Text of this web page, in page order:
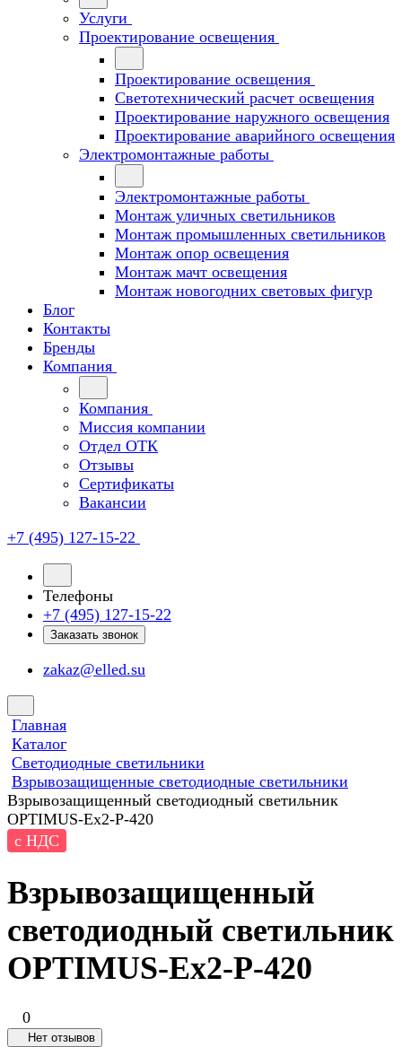
Услуги
Проектирование освещения
Проектирование освещения
Светотехнический расчет освещения
Проектирование наружного освещения
Проектирование аварийного освещения
Электромонтажные работы
Электромонтажные работы
Монтаж уличных светильников
Монтаж промышленных светильников
Монтаж опор освещения
Монтаж мачт освещения
Монтаж новогодних световых фигур
Блог
Контакты
Бренды
Компания
Компания
Миссия компании
Отдел ОТК
Отзывы
Сертификаты
Вакансии
+7 (495) 127-15-22
Телефоны
+7 (495) 127-15-22
Заказать звонок
zakaz@elled.su
Главная
Каталог
Светодиодные светильники
Взрывозащищенные светодиодные светильники
Взрывозащищенный светодиодный светильник
OPTIMUS-Ex2-P-420
с НДС
Взрывозащищенный
светодиодный светильник
OPTIMUS-Ex2-P-420
0
Нет отзывов